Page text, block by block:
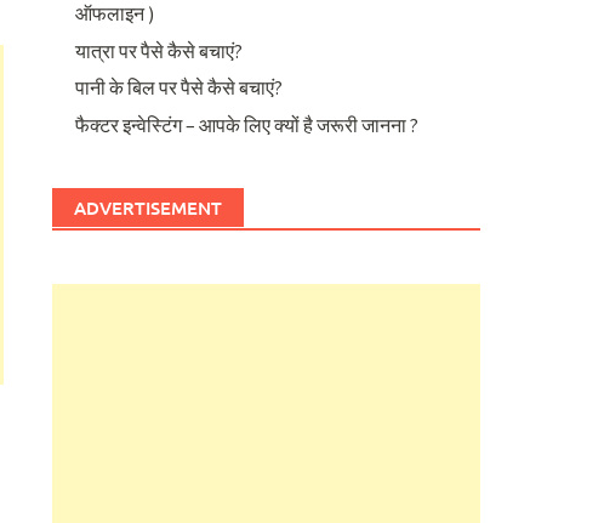
ऑफलाइन )
यात्रा पर पैसे कैसे बचाएं?
पानी के बिल पर पैसे कैसे बचाएं?
फैक्टर इन्वेस्टिंग – आपके लिए क्यों है जरूरी जानना ?
ADVERTISEMENT